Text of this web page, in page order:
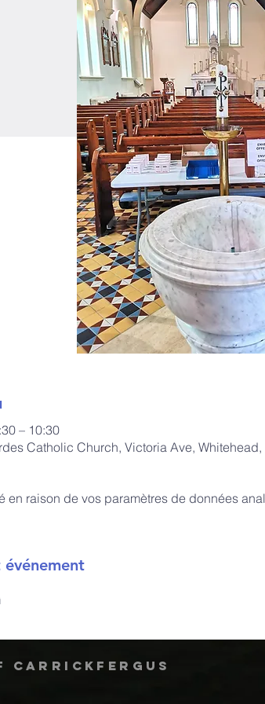
– 10:30
Catholic Church, Victoria Ave,
en raison de vos paramètres de données
Carrickfergus